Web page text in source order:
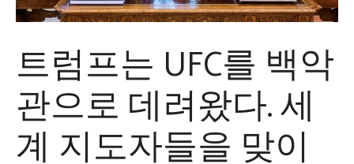
트럼프는 UFC를 백악
관으로 데려왔다. 세
계 지도자들을 맞이